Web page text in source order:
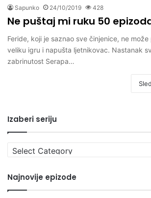
Sapunko 24/10/2019 428
Ne puštaj mi ruku 50
Feride, koji je saznao sve činjenice, ne
veliku igru i napušta ljetnikovac. Nastanak
zabrinutost Serapa…
Izaberi seriju
Izaberi
seriju
Najnovije epizode